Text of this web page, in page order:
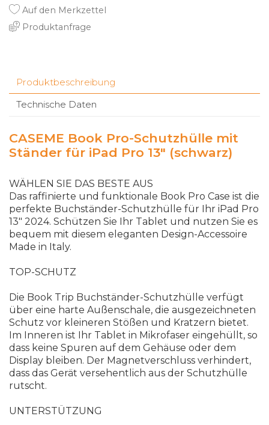
Auf den Merkzettel
Produktanfrage
Produktbeschreibung
Technische Daten
CASEME Book Pro-Schutzhülle mit
Ständer für iPad Pro 13" (schwarz)
WÄHLEN SIE DAS BESTE AUS
Das raffinierte und funktionale Book Pro Case ist die
perfekte Buchständer-Schutzhülle für Ihr iPad Pro
13" 2024. Schützen Sie Ihr Tablet und nutzen Sie es
bequem mit diesem eleganten Design-Accessoire
Made in Italy.
TOP-SCHUTZ
Die Book Trip Buchständer-Schutzhülle verfügt
über eine harte Außenschale, die ausgezeichneten
Schutz vor kleineren Stößen und Kratzern bietet.
Im Inneren ist Ihr Tablet in Mikrofaser eingehüllt, so
dass keine Spuren auf dem Gehäuse oder dem
Display bleiben. Der Magnetverschluss verhindert,
dass das Gerät versehentlich aus der Schutzhülle
rutscht.
UNTERSTÜTZUNG